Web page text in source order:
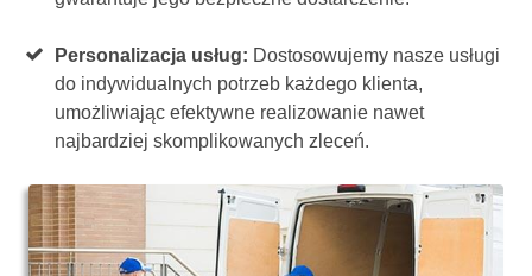
Personalizacja usług: Dostosowujemy nasze usługi
do indywidualnych potrzeb każdego klienta,
umożliwiając efektywne realizowanie nawet
najbardziej skomplikowanych zleceń.